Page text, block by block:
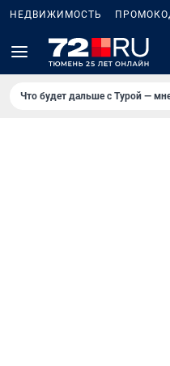
НЕДВИЖИМОСТЬ
Что будет дальше с Турой —